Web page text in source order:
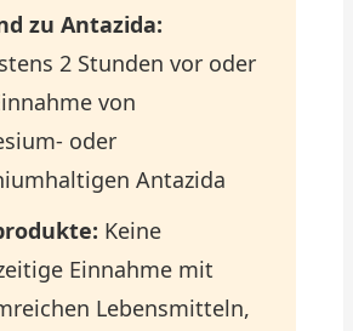
zu Antazida:
2 Stunden vor oder
von
oder
Antazida
Keine
Einnahme mit
Lebensmitteln,